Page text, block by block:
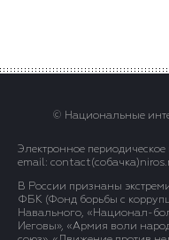
© Национальные
Электронное
email:
В России признаны
ФБК (Фонд борьбы с
Навального, «Национал-
Иеговы», «Армия воли